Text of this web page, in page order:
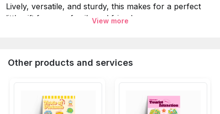
Lively, versatile, and sturdy, this makes for a perfect
little gift for your family and friends.
Material:
5 layers: Glitter Laminating, printing ink, decal
PVC Vinyl, glue, glue protection.
and detailed colors, easy application on surfaces.
View more
Other products and services